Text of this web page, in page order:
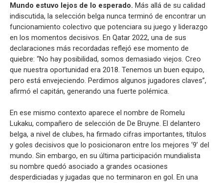
Mundo estuvo lejos de lo esperado. Más allá de su calidad
indiscutida, la selección belga nunca terminó de encontrar un
funcionamiento colectivo que potenciara su juego y liderazgo
en los momentos decisivos. En Qatar 2022, una de sus
declaraciones más recordadas reflejó ese momento de
quiebre: “No hay posibilidad, somos demasiado viejos. Creo
que nuestra oportunidad era 2018. Tenemos un buen equipo,
pero está envejeciendo. Perdimos algunos jugadores claves”,
afirmó el capitán, generando una fuerte polémica.
En ese mismo contexto aparece el nombre de Romelu
Lukaku, compañero de selección de De Bruyne. El delantero
belga, a nivel de clubes, ha firmado cifras importantes, títulos
y goles decisivos que lo posicionaron entre los mejores ‘9’ del
mundo. Sin embargo, en su última participación mundialista
su nombre quedó asociado a grandes ocasiones
desperdiciadas y jugadas que no terminaron en gol. En una